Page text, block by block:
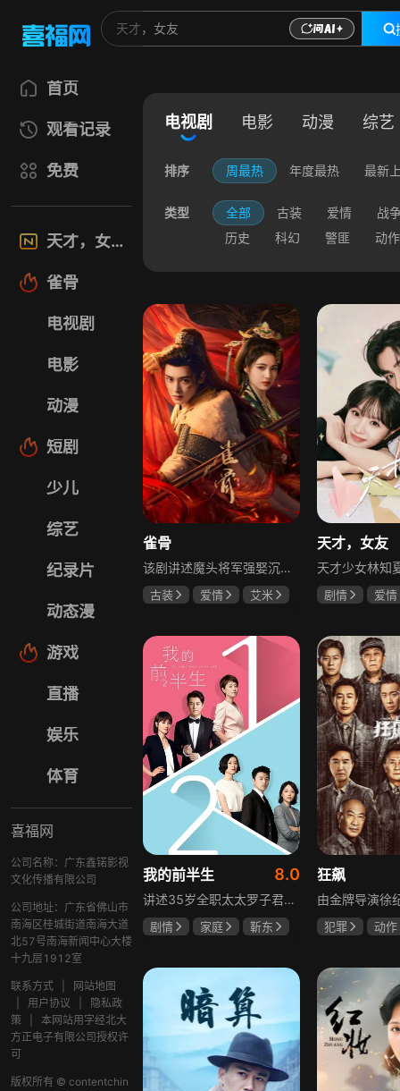
首页
观看记录
免费
天才，女友
雀骨
电视剧
电影
动漫
短剧
少儿
综艺
纪录片
动态漫
游戏
直播
娱乐
体育
喜福网
公司名称：广东鑫锘影视
文化传播有限公司
公司地址：广东省佛山市
南海区桂城街道南海大道
北57号南海新闻中心大楼
十九层1912室
联系方式
网站地图
用户协议
隐私政
策
本网站用字经北大
方正电子有限公司授权许
可
版权所有 © contentchin
电视剧 电影 动漫 综艺
排序 周最热 年度最热 最新
类型 全部 古装 爱情
战
历史
科幻 警匪 动作
雀骨
该剧讲述魔头将军强娶沉迷机关术的财迷假千金，两人从契约夫妻起步，在生死局中互扒马甲，爱意与杀意交织共生。过程中他们揭露朝堂阴谋，破解生死乱局，最终共同守护家国太平，融合了权谋、爱情、冒险等多重元素，情节跌宕起伏。
古装 爱情
艾米
天才，女友
剧情
爱情
我的前半生 8.0
讲述35岁全职太太罗子君因丈夫突然离婚陷入人生谷底，带孩子闯入社会，从安逸走向落魄。贺涵作为事业有成的精英，平静生活被罗子君打破，需应对各类突发状况。生活逼迫罗子君重拾骨气，贺涵也收获温暖，二人历经波折，罗子君实现自我成长，贺涵也找到人生新方向，展现都市女性蜕变与情感纠葛。
剧情 家庭
靳东
狂飙
犯罪
动作